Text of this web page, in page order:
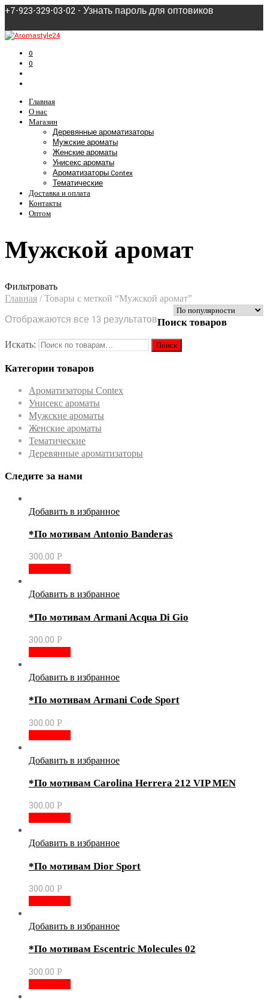
+7-923-329-03-02 - Узнать пароль для оптовиков
0
0
Главная
О нас
Магазин
Деревянные ароматизаторы
Мужские ароматы
Женские ароматы
Унисекс ароматы
Ароматизаторы Contex
Тематические
Доставка и оплата
Контакты
Оптом
Мужской аромат
Фильтровать
Главная /Товары с меткой “Мужской аромат”
Отображаются все 13 результатовПоиск товаров
Искать:
Категории товаров
Ароматизаторы Contex
Унисекс ароматы
Мужские ароматы
Женские ароматы
Тематические
Деревянные ароматизаторы
Следите за нами
Добавить в избранное
*По мотивам Antonio Banderas
300.00 Р
Добавить в избранное
*По мотивам Armani Acqua Di Gio
300.00 Р
Добавить в избранное
*По мотивам Armani Code Sport
300.00 Р
Добавить в избранное
*По мотивам Carolina Herrera 212 VIP MEN
300.00 Р
Добавить в избранное
*По мотивам Dior Sport
300.00 Р
Добавить в избранное
*По мотивам Escentric Molecules 02
300.00 Р